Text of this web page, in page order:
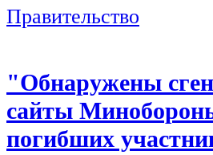
Правительство
"Обнаружены
сайты
погибших